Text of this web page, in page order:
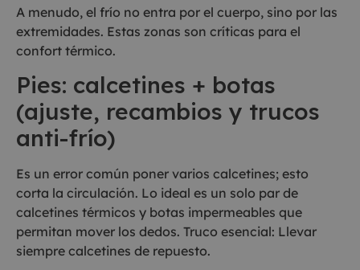
A menudo, el frío no entra por el cuerpo, sino por las
extremidades. Estas zonas son críticas para el
confort térmico.
Pies: calcetines + botas
(ajuste, recambios y trucos
anti-frío)
Es un error común poner varios calcetines; esto
corta la circulación. Lo ideal es un solo par de
calcetines térmicos y botas impermeables que
permitan mover los dedos. Truco esencial: Llevar
siempre calcetines de repuesto.